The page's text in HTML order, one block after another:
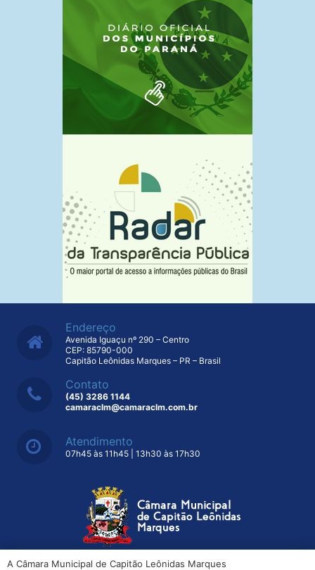
Endereço
Avenida Iguaçu nº 290 – Centro
CEP: 85790-000
Capitão Leônidas Marques – PR – Brasil
Contato
(45) 3286 1144
camaraclm@camaraclm.com.br
Atendimento
07h45 às 11h45 | 13h30 às 17h30
A Câmara Municipal de Capitão Leônidas Marques